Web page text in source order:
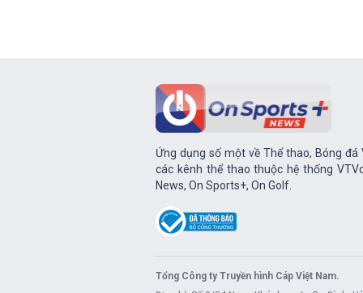
Ứng dụng số một về Thể thao, Bóng
các kênh thể thao thuộc hệ thống
News, On Sports+, On Golf.
Tổng Công ty Truyền hình Cáp Việt Nam.